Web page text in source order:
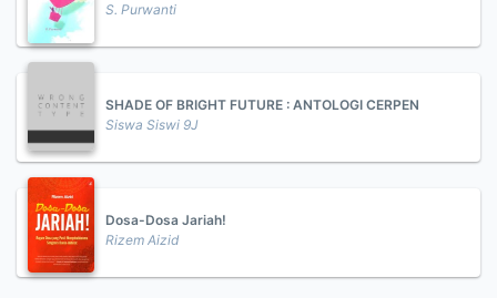
S. Purwanti
SHADE OF BRIGHT FUTURE : ANTOLOGI CERPEN
Siswa Siswi 9J
Dosa-Dosa Jariah!
Rizem Aizid